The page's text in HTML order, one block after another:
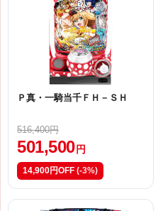
Ｐ真・一騎当千ＦＨ－ＳＨ
516,400円
501,500 円
14,900円OFF (-3%)